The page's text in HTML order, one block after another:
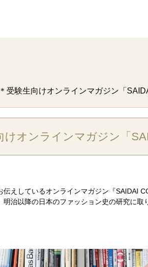
受験生向けオンラインマガジン「
けオンラインマガジン「
えしているオンラインマガジン『SAIDAI
治以降の日本のファッション史の研究に